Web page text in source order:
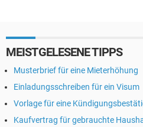
MEISTGELESENE TIPPS
Musterbrief für eine Mieterhöhung
Einladungsschreiben für ein Visum
Vorlage für eine
Kaufvertrag für gebrauchte